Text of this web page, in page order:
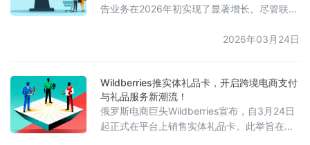
能力、大内存和长续航的产品。为应
告业务在2026年初实现了显著增长。尽管联邦
但平台上的广告发布量却呈现出不降反升的趋
到了每日发布5.2万条广告和1.63亿次浏览的峰
值。进入3月，尽管日均发布量有所回落，仍
保持在4.4万至4.5万条之间。业内分析认
2026年03月24日
Wildberries推实体礼品卡，开启跨境电商支付
与礼品服务新潮流！
俄罗斯电商巨头Wildberries宣布，自3月24日
起正式在平台上销售实体礼品卡。此举旨在拓